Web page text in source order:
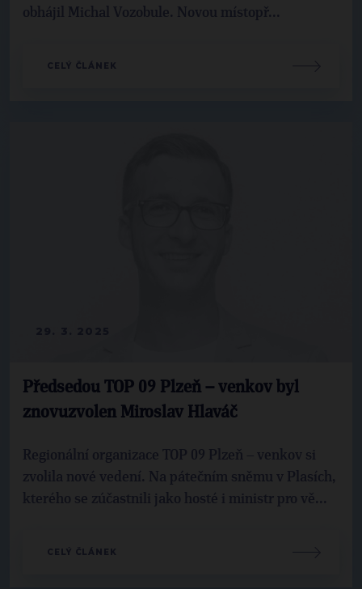
obhájil Michal Vozobule. Novou místopř...
CELÝ ČLÁNEK
Předsedou TOP 09 Plzeň – venkov byl
znovuzvolen Miroslav Hlaváč
Regionální organizace TOP 09 Plzeň – venkov si
zvolila nové vedení. Na pátečním sněmu v Plasích,
kterého se zúčastnili jako hosté i ministr pro vě...
CELÝ ČLÁNEK